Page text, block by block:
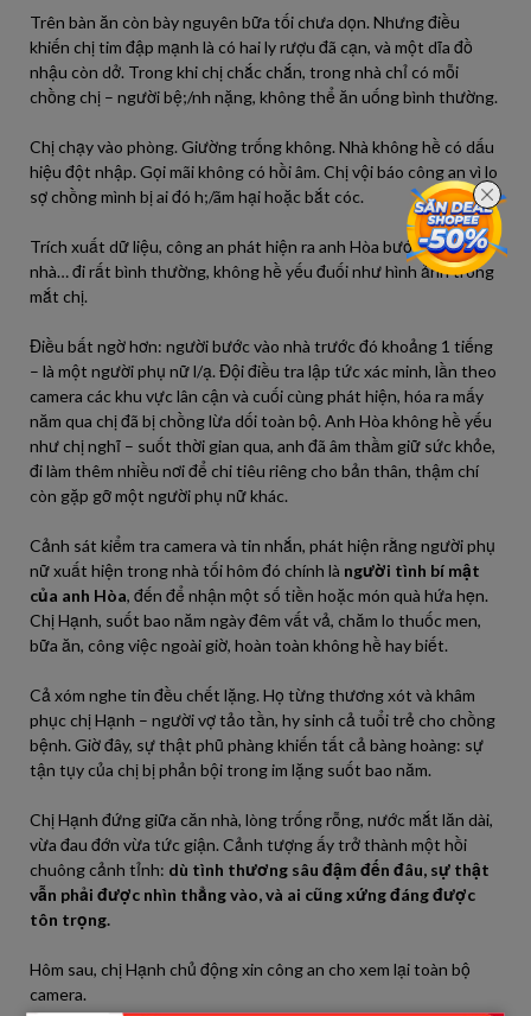
Trên bàn ăn còn bày nguyên bữa tối chưa dọn. Nhưng điều
khiến chị tim đập mạnh là có hai ly rượu đã cạn, và một dĩa đồ
nhậu còn dở. Trong khi chị chắc chắn, trong nhà chỉ có mỗi
chồng chị – người bệ;/nh nặng, không thể ăn uống bình thường.
Chị chạy vào phòng. Giường trống không. Nhà không hề có dấu
hiệu đột nhập. Gọi mãi không có hồi âm. Chị vội báo công an vì lo
sợ chồng mình bị ai đó h;/ãm hại hoặc bắt cóc.
Trích xuất dữ liệu, công an phát hiện ra anh Hòa bước ra khỏi
nhà… đi rất bình thường, không hề yếu đuối như hình ảnh trong
mắt chị.
Điều bất ngờ hơn: người bước vào nhà trước đó khoảng 1 tiếng
– là một người phụ nữ l/ạ. Đội điều tra lập tức xác minh, lần theo
camera các khu vực lân cận và cuối cùng phát hiện, hóa ra mấy
năm qua chị đã bị chồng lừa dối toàn bộ. Anh Hòa không hề yếu
như chị nghĩ – suốt thời gian qua, anh đã âm thầm giữ sức khỏe,
đi làm thêm nhiều nơi để chi tiêu riêng cho bản thân, thậm chí
còn gặp gỡ một người phụ nữ khác.
Cảnh sát kiểm tra camera và tin nhắn, phát hiện rằng người phụ
nữ xuất hiện trong nhà tối hôm đó chính là người tình bí mật
của anh Hòa, đến để nhận một số tiền hoặc món quà hứa hẹn.
Chị Hạnh, suốt bao năm ngày đêm vất vả, chăm lo thuốc men,
bữa ăn, công việc ngoài giờ, hoàn toàn không hề hay biết.
Cả xóm nghe tin đều chết lặng. Họ từng thương xót và khâm
phục chị Hạnh – người vợ tảo tần, hy sinh cả tuổi trẻ cho chồng
bệnh. Giờ đây, sự thật phũ phàng khiến tất cả bàng hoàng: sự
tận tụy của chị bị phản bội trong im lặng suốt bao năm.
Chị Hạnh đứng giữa căn nhà, lòng trống rỗng, nước mắt lăn dài,
vừa đau đớn vừa tức giận. Cảnh tượng ấy trở thành một hồi
chuông cảnh tỉnh: dù tình thương sâu đậm đến đâu, sự thật
vẫn phải được nhìn thẳng vào, và ai cũng xứng đáng được
tôn trọng.
Hôm sau, chị Hạnh chủ động xin công an cho xem lại toàn bộ
camera.